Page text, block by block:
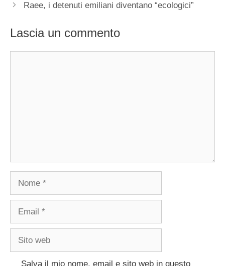
Raee, i detenuti emiliani diventano “ecologici”
Lascia un commento
Salva il mio nome, email e sito web in questo